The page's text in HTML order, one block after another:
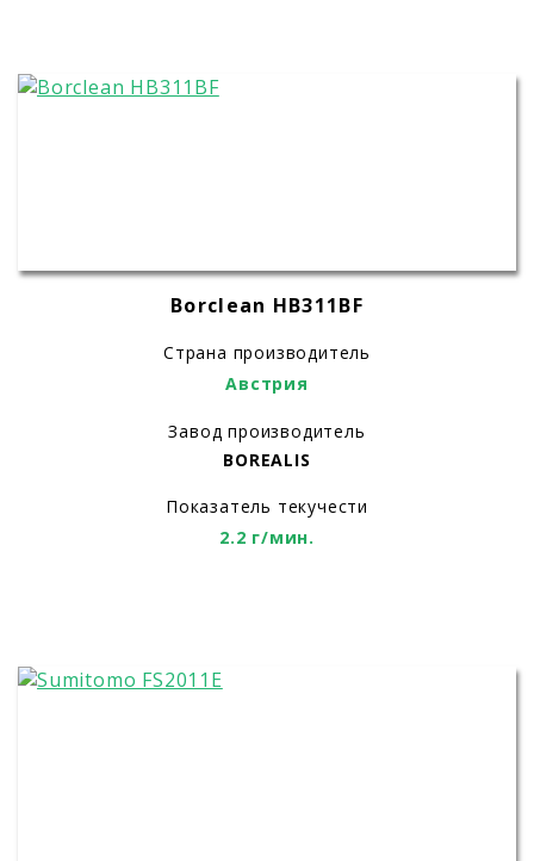
Borclean HB311BF
Страна производитель
Австрия
Завод производитель
BOREALIS
Показатель текучести
2.2 г/мин.